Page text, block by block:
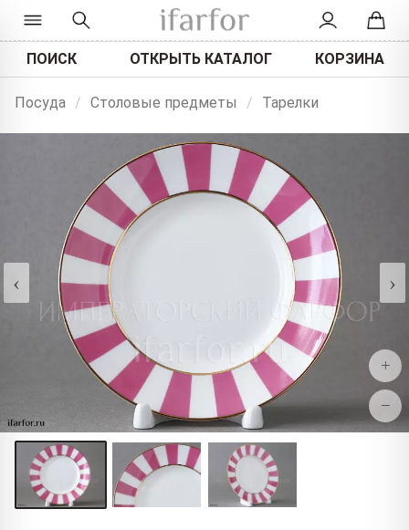
ПОИСК ОТКРЫТЬ КАТАЛОГ КОРЗИНА
Посуда / Столовые предметы / Тарелки
‹ ›
+
−